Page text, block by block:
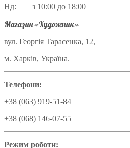
Нд: з 10:00 до 18:00
Магазин «Художник»
вул. Георгія Тарасенка, 12,
м. Харків, Україна.
Телефони:
+38 (063) 919-51-84
+38 (068) 146-07-55
Режим роботи: